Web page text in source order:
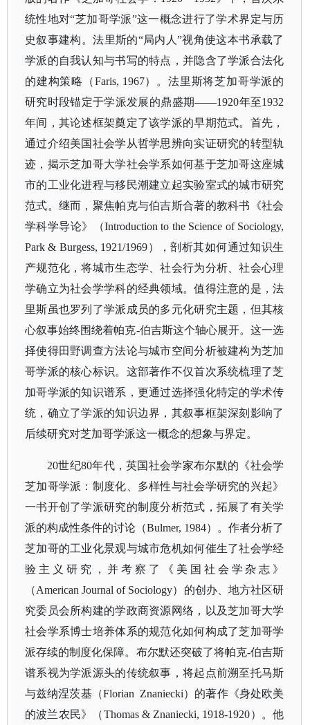
统性地对“芝加哥学派”这一概念进行了学术界定与历
史叙事建构。法里斯的“局内人”视角使这本书承载了
学派的自我认知与书写的特点，并隐含了学派合法化
的建构策略（Faris, 1967）。法里斯将芝加哥学派的
研究时段锚定于学派发展的鼎盛期——1920年至1932
年间，其论述框架奠定了该学派的早期范式。首先，
通过介绍美国社会学从哲学思辨向实证研究的转型轨
迹，揭示芝加哥大学社会学系如何基于芝加哥这座城
市的工业化进程与移民潮建立起实验室式的城市研究
范式。继而，聚焦帕克与伯吉斯合著的教科书《社会
学科学导论》（Introduction to the Science of Sociology,
Park & Burgess, 1921/1969），剖析其如何通过知识生
产规范化，将城市生态学、社会行为分析、社会心理
学确立为社会学学科的经典领域。值得注意的是，法
里斯虽也罗列了学派成员的多元化研究主题，但其核
心叙事始终围绕着帕克-伯吉斯这个轴心展开。这一选
择使得田野调查方法论与城市空间分析被建构为芝加
哥学派的核心标识。这部著作不仅首次系统梳理了芝
加哥学派的知识谱系，更通过选择强化特定的学术传
统，确立了学派的知识边界，其叙事框架深刻影响了
后续研究对芝加哥学派这一概念的想象与界定。
20世纪80年代，英国社会学家布尔默的《社会学
芝加哥学派：制度化、多样性与社会学研究的兴起》
一书开创了学派研究的制度分析范式，拓展了有关学
派的构成性条件的讨论（Bulmer, 1984）。作者分析了
芝加哥的工业化景观与城市危机如何催生了社会学经
验主义研究，并考察了《美国社会学杂志》
（American Journal of Sociology）的创办、地方社区研
究委员会所构建的学政商资源网络，以及芝加哥大学
社会学系博士培养体系的规范化如何构成了芝加哥学
派存续的制度化保障。布尔默还突破了将帕克-伯吉斯
谱系视为学派源头的传统叙事，将起点前溯至托马斯
与兹纳涅茨基（Florian Znaniecki）的著作《身处欧美
的波兰农民》（Thomas & Znaniecki, 1918-1920）。他